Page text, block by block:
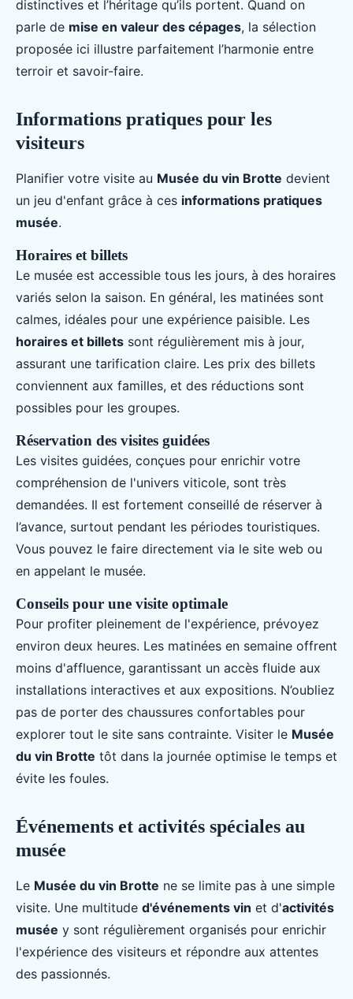
distinctives et l’héritage qu’ils portent. Quand on
parle de mise en valeur des cépages, la sélection
proposée ici illustre parfaitement l’harmonie entre
terroir et savoir-faire.
Informations pratiques pour les
visiteurs
Planifier votre visite au Musée du vin Brotte devient
un jeu d'enfant grâce à ces informations pratiques
musée.
Horaires et billets
Le musée est accessible tous les jours, à des horaires
variés selon la saison. En général, les matinées sont
calmes, idéales pour une expérience paisible. Les
horaires et billets sont régulièrement mis à jour,
assurant une tarification claire. Les prix des billets
conviennent aux familles, et des réductions sont
possibles pour les groupes.
Réservation des visites guidées
Les visites guidées, conçues pour enrichir votre
compréhension de l'univers viticole, sont très
demandées. Il est fortement conseillé de réserver à
l’avance, surtout pendant les périodes touristiques.
Vous pouvez le faire directement via le site web ou
en appelant le musée.
Conseils pour une visite optimale
Pour profiter pleinement de l'expérience, prévoyez
environ deux heures. Les matinées en semaine offrent
moins d'affluence, garantissant un accès fluide aux
installations interactives et aux expositions. N’oubliez
pas de porter des chaussures confortables pour
explorer tout le site sans contrainte. Visiter le Musée
du vin Brotte tôt dans la journée optimise le temps et
évite les foules.
Événements et activités spéciales au
musée
Le Musée du vin Brotte ne se limite pas à une simple
visite. Une multitude d'événements vin et d'activités
musée y sont régulièrement organisés pour enrichir
l'expérience des visiteurs et répondre aux attentes
des passionnés.